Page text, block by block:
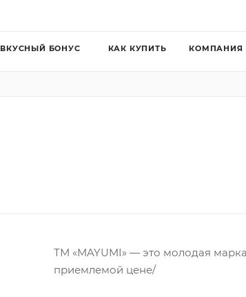
ВКУСНЫЙ БОНУС КАК КУПИТЬ КОМПАНИЯ
ТМ «MAYUMI» — это молодая
приемлемой цене/